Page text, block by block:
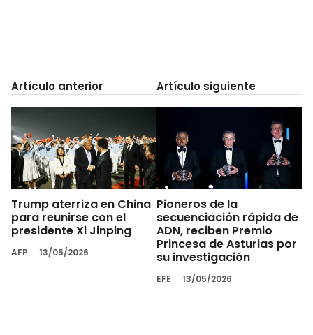
Artículo anterior
Trump aterriza en China
para reunirse con el
presidente Xi Jinping
AFP 13/05/2026
Artículo siguiente
Pioneros de la
secuenciación rápida de
ADN, reciben Premio
Princesa de Asturias por
su investigación
EFE 13/05/2026